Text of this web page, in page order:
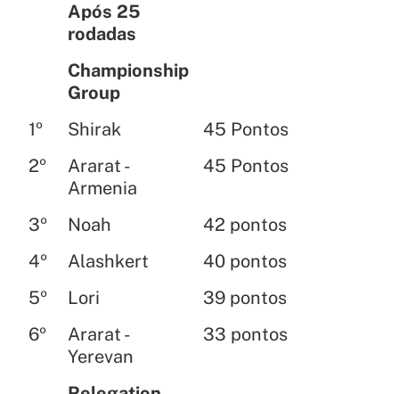
Após 25
rodadas
Championship
Group
1º
Shirak
45 Pontos
2º
Ararat -
Armenia
45 Pontos
3º Noah
42 pontos
4º
Alashkert
40 pontos
5º
Lori
39 pontos
6º
Ararat -
Yerevan
33 pontos